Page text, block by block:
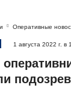
Оперативные
1 августа 2022 г. в